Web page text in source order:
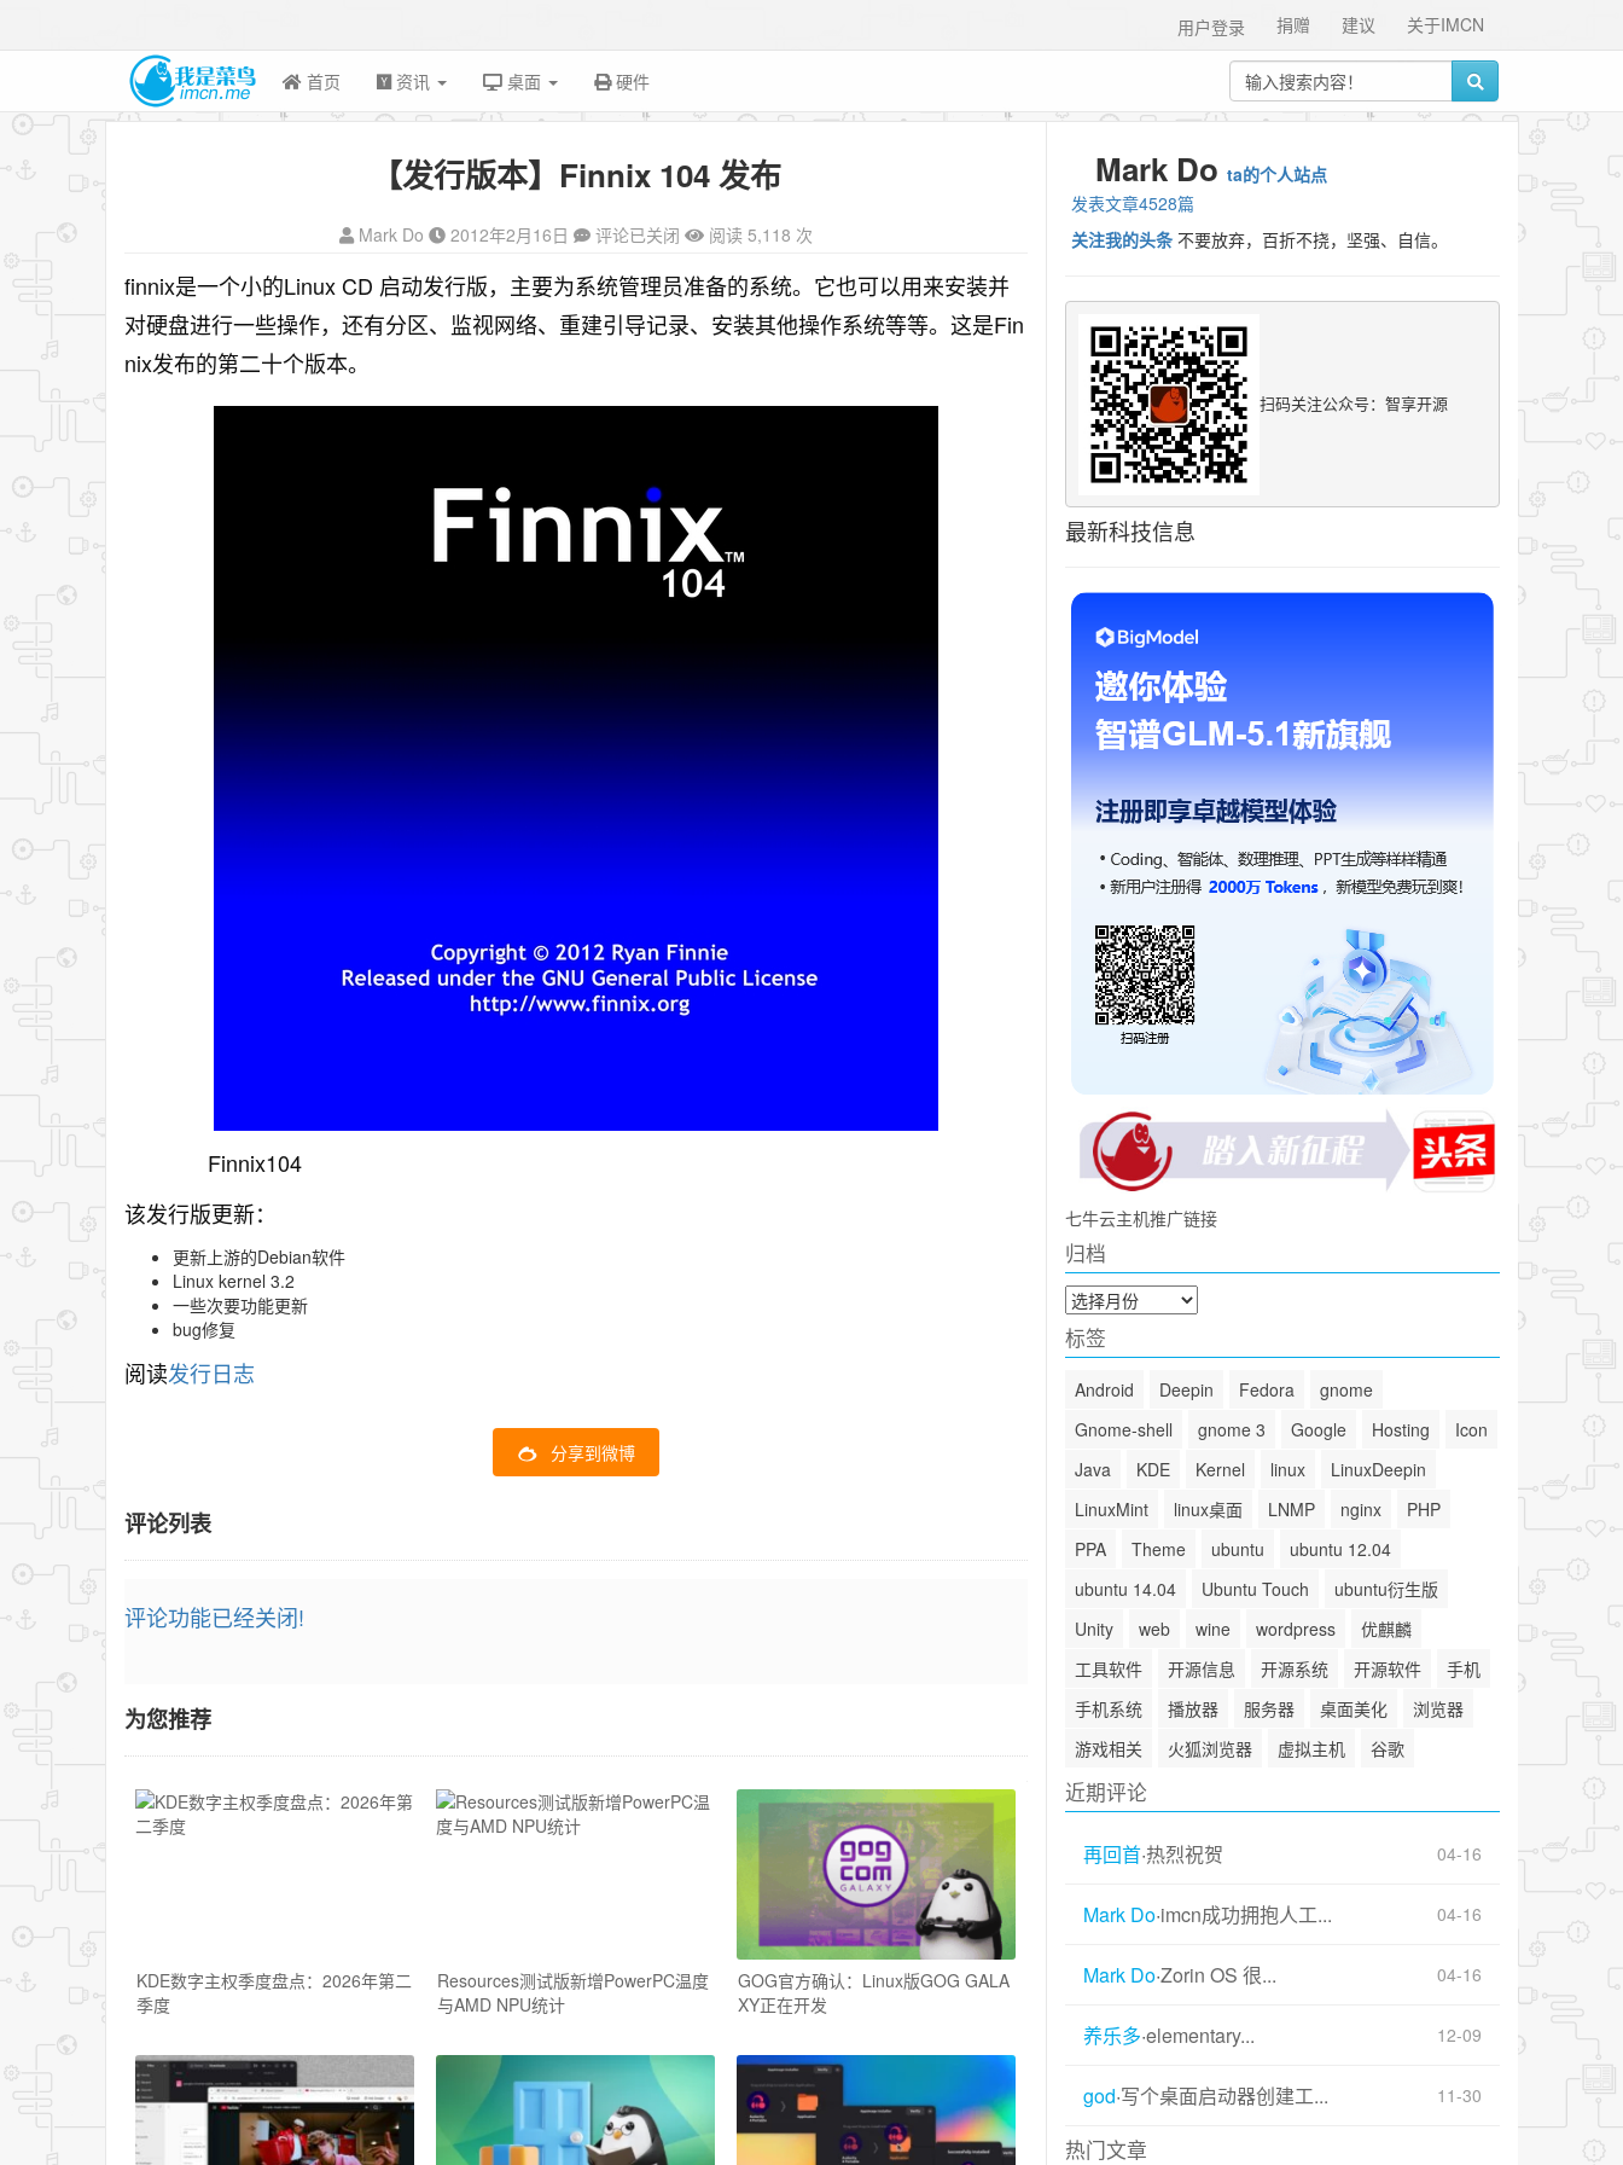
关于IMCN
建议
捐赠
用户登录
首页 资讯 桌面 硬件
【发行版本】Finnix 104 发布
Mark Do 2012年2月16日 评论已关闭 阅读 5,118 次
finnix是一个小的Linux CD 启动发行版，主要为系统管理员准备的系统。它也可以用来安装并
对硬盘进行一些操作，还有分区、监视网络、重建引导记录、安装其他操作系统等等。这是Fin
nix发布的第二十个版本。
Finnix104
该发行版更新：
更新上游的Debian软件
Linux kernel 3.2
一些次要功能更新
bug修复
阅读发行日志
分享到微博
评论列表
评论功能已经关闭!
为您推荐
KDE数字主权季度盘点：2026年第二
季度
Resources测试版新增PowerPC温度
与AMD NPU统计
GOG官方确认：Linux版GOG GALA
XY正在开发
Mark Do ta的个人站点
发表文章4528篇
关注我的头条 不要放弃，百折不挠，坚强、自信。
扫码关注公众号：智享开源
最新科技信息
七牛云主机推广链接
归档
归
档
标签
Android Deepin Fedora
gnome
Gnome-shell
gnome 3 Google Hosting
Icon
Java
KDE Kernel linux
LinuxDeepin
LinuxMint
linux桌面 LNMP nginx
PHP
PPA
Theme ubuntu
ubuntu 12.04
ubuntu 14.04
Ubuntu Touch
ubuntu衍生版
Unity
web wine wordpress
优麒麟
工具软件
开源信息 开源系统 开源软件
手机
手机系统
播放器 服务器 桌面美化
浏览器
游戏相关
火狐浏览器 虚拟主机 谷歌
近期评论
再回首·热烈祝贺 04-16
Mark Do·imcn成功拥抱人工... 04-16
Mark Do·Zorin OS 很... 04-16
养乐多·elementary... 12-09
god·写个桌面启动器创建工... 11-30
热门文章